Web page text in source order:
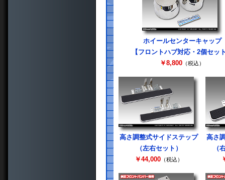
ホイールセンターキャップ
【フロントハブ対応・2個セッ
￥8,800 （税込）
高さ調整式サイドステップ
（左右セット）
￥44,000 （税込）
高さ
（